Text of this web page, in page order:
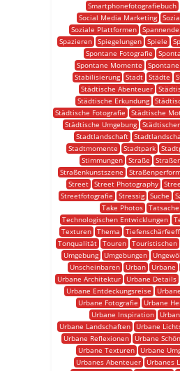
Smartphonefotografiebuch
Social Media Marketing
Soziale Plattformen
Spannende
Spazieren Spiegelungen Spiele
Spontane Fotografie
Spontane Momente
Stabilisierung
Stadt Städte
Städtische Abenteuer
Städtische Erkundung
Städtische Fotografie
Städtische
Städtische Umgebung
Stadtlandschaft
Stadtmomente
Stadtpark
Stimmungen Straße
Straßenkunstszene
Street
Street Photography
Streetfotografie
Stressig Suche
Take Photos Tatsache
Technologischen Entwicklungen
Texturen
Thema
Tonqualität Touren Touristischen
Umgebung
Umgebungen
Unscheinbaren
Urban Urbane
Urbane Architektur
Urbane Details
Urbane Entdeckungsreise
Urbane Fotografie
Urbane
Urbane Inspiration
Urbane Landschaften
Urbane
Urbane Reflexionen
Urbane
Urbane Texturen
Urbane
Urbanes Abenteuer
Urbanes